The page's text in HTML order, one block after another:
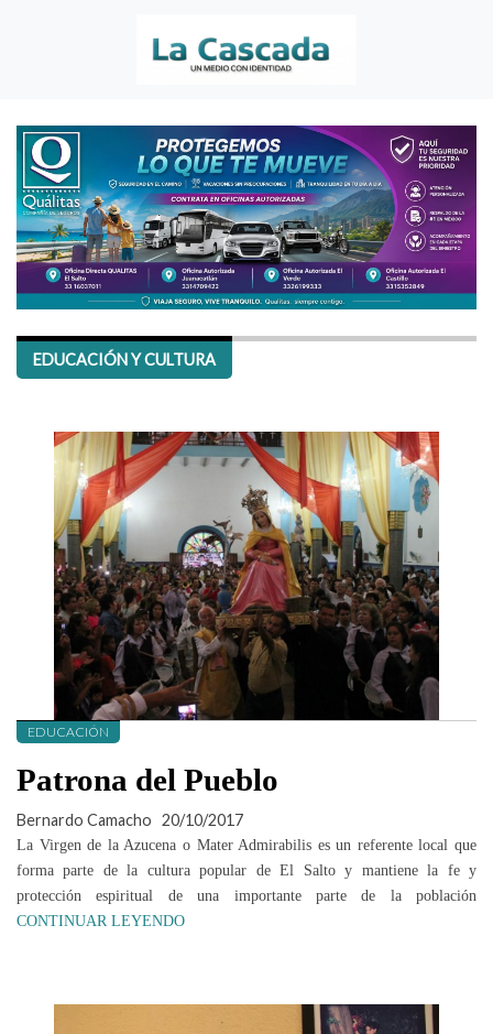
EDUCACIÓN Y CULTURA
EDUCACIÓN
Patrona del Pueblo
Bernardo Camacho 20/10/2017
La Virgen de la Azucena o Mater Admirabilis es un referente local que
forma parte de la cultura popular de El Salto y mantiene la fe y
protección espiritual de una importante parte de la población
CONTINUAR LEYENDO